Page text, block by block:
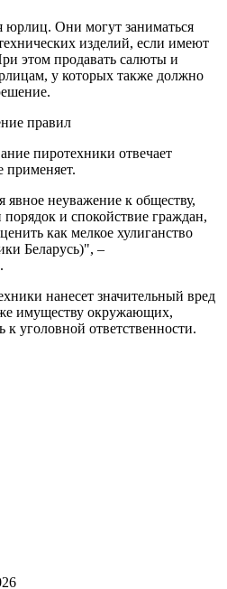
юрлиц. Они могут заниматься
изделий, если имеют
этом продавать салюты и
у которых также должно
правил
пиротехники отвечает
применяет.
явное неуважение к обществу,
и спокойствие граждан,
как мелкое хулиганство
Беларусь)", –
нанесет значительный вред
имуществу окружающих,
уголовной ответственности.